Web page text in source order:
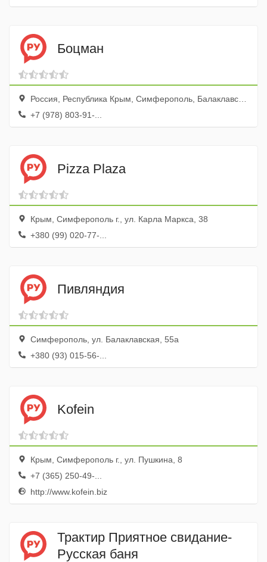
Боцман
Россия, Республика Крым, Симферополь, Балаклавская улица, 41А
+7 (978) 803-91-...
Pizza Plaza
Крым, Симферополь г., ул. Карла Маркса, 38
+380 (99) 020-77-...
Пивляндия
Симферополь, ул. Балаклавская, 55а
+380 (93) 015-56-...
Kofein
Крым, Симферополь г., ул. Пушкина, 8
+7 (365) 250-49-...
http://www.kofein.biz
Трактир Приятное свидание-
Русская баня